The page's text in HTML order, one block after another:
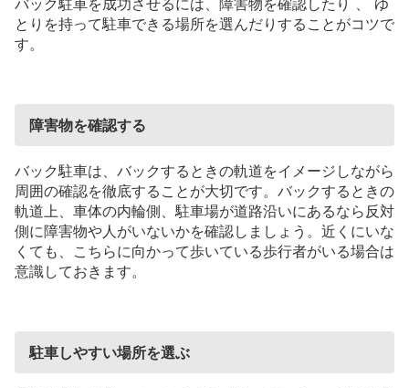
バック駐車を成功させるには、障害物を確認したり 、
ゆ
とりを持って駐車できる場所を選んだりすることがコツで
す。
障害物を確認する
バック駐車は、バックするときの軌道をイメージしながら
周囲の確認を徹底することが大切です。バックするときの
軌道上、車体の内輪側、駐車場が道路沿いにあるなら反対
側に障害物や人がいないかを確認しましょう。近くにいな
くても、こちらに向かって歩いている歩行者がいる場合は
意識しておきます。
駐車しやすい場所を選ぶ